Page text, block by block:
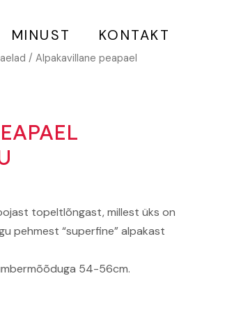
MINUST KONTAKT
/ Alpakavillane peapael
topeltlõngast, millest üks on
pehmest “superfine” alpakast
54-56cm.